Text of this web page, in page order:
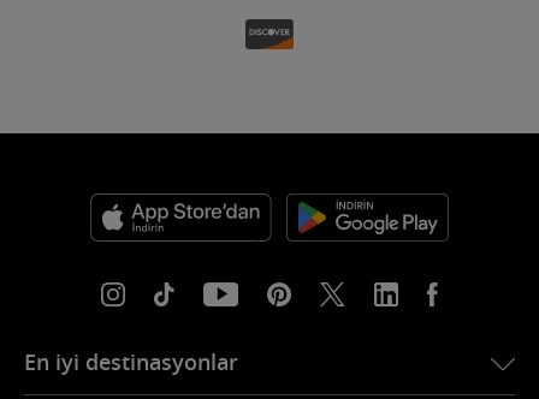
En iyi destinasyonlar